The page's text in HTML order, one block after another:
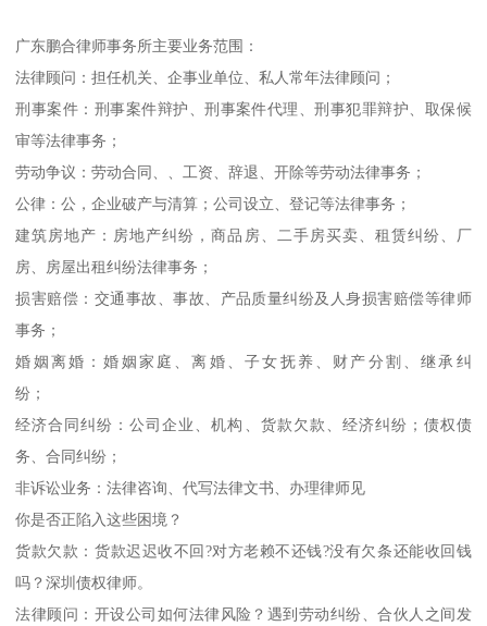
广东鹏合律师事务所主要业务范围：
法律顾问：担任机关、企事业单位、私人常年法律顾问；
刑事案件：刑事案件辩护、刑事案件代理、刑事犯罪辩护、取保候
审等法律事务；
劳动争议：劳动合同、、工资、辞退、开除等劳动法律事务；
公律：公，企业破产与清算；公司设立、登记等法律事务；
建筑房地产：房地产纠纷，商品房、二手房买卖、租赁纠纷、厂
房、房屋出租纠纷法律事务；
损害赔偿：交通事故、事故、产品质量纠纷及人身损害赔偿等律师
事务；
婚姻离婚：婚姻家庭、离婚、子女抚养、财产分割、继承纠
纷；
经济合同纠纷：公司企业、机构、货款欠款、经济纠纷；债权债
务、合同纠纷；
非诉讼业务：法律咨询、代写法律文书、办理律师见
你是否正陷入这些困境？
货款欠款：货款迟迟收不回?对方老赖不还钱?没有欠条还能收回钱
吗？深圳债权律师。
法律顾问：开设公司如何法律风险？遇到劳动纠纷、合伙人之间发